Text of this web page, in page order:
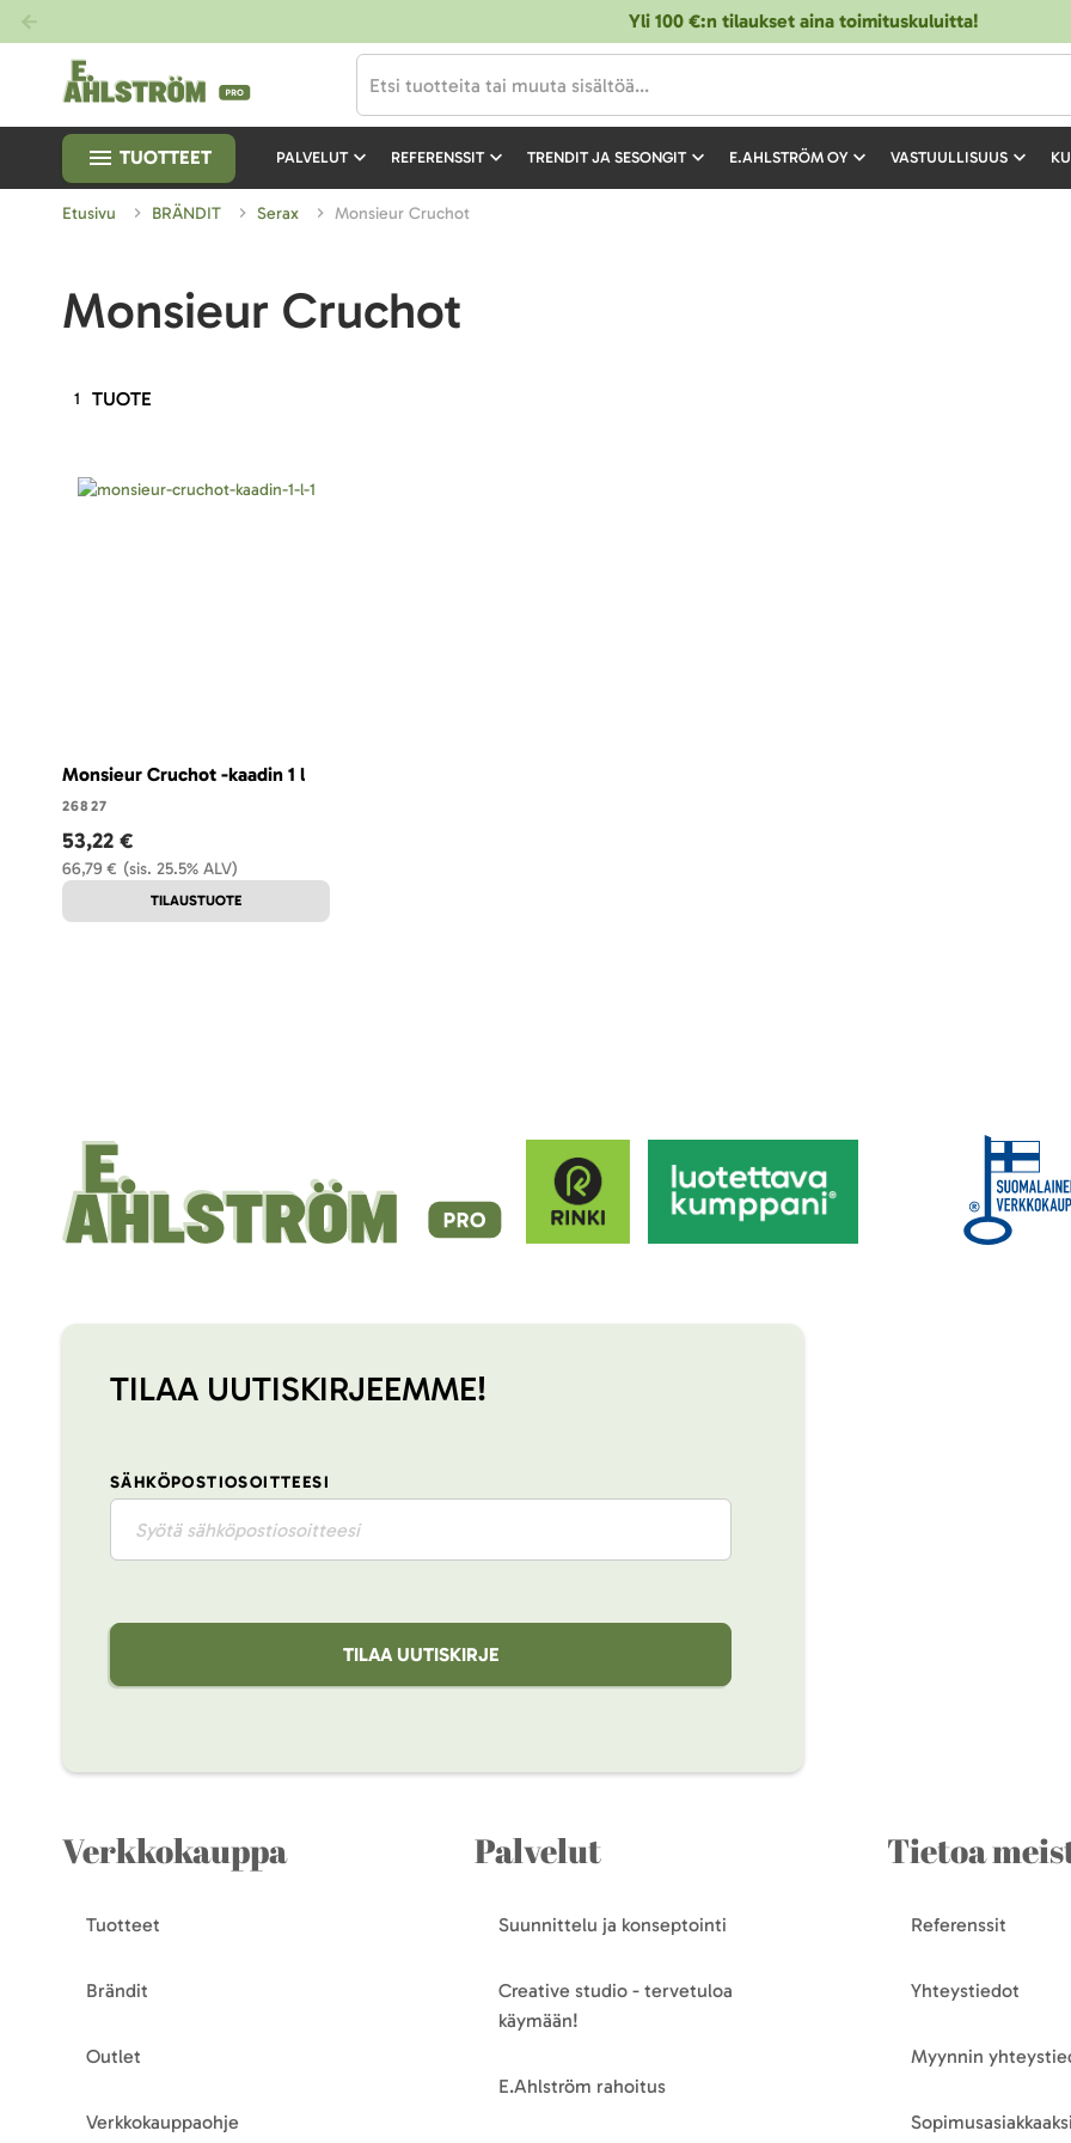
Yli 100 €:n tilaukset aina toimituskuluitta!
TUOTTEET PALVELUT REFERENSSIT TRENDIT JA SESONGIT E.AHLSTRÖM OY VASTUULLISUUS
Etusivu BRÄNDIT Serax Monsieur Cruchot
Monsieur Cruchot
1 TUOTE
Monsieur Cruchot -kaadin 1 l
26827
(sis. 25.5% ALV)
66,79 €
53,22 €
TILAUSTUOTE
TILAA UUTISKIRJEEMME!
SÄHKÖPOSTIOSOITTEESI
TILAA UUTISKIRJE
Verkkokauppa
Tuotteet
Brändit
Outlet
Verkkokauppaohje
Palvelut
Suunnittelu ja konseptointi
Creative studio - tervetuloa
käymään!
E.Ahlström rahoitus
Tietoa
Referenssit
Yhteystiedot
Myynnin